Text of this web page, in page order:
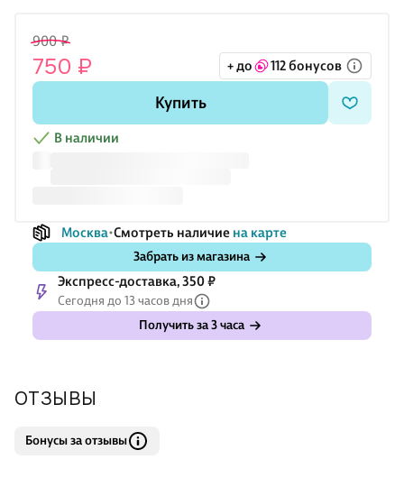
сумку, ляссе помогает быстро находить нужное место.
Ежедневник Listoff станет практичным подарком себе или
коллеге.
900 ₽
750 ₽ + до 112 бонусов
Купить
В наличии
Москва Смотреть наличие на карте
Забрать из магазина
Экспресс-доставка, 350 ₽
Сегодня до 13 часов дня
Получить за 3 часа
ОТЗЫВЫ
Бонусы за отзывы